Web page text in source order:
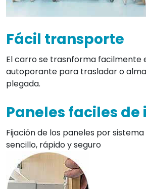
Fácil transporte
El carro se trasnforma facilmente
autoporante para trasladar o
plegada.
Paneles faciles
Fijación de los paneles por sistema
sencillo, rápido y seguro